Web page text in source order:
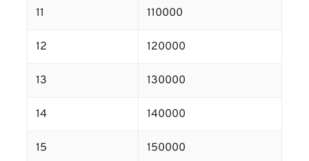
11 110000
12 120000
13 130000
14 140000
15 150000